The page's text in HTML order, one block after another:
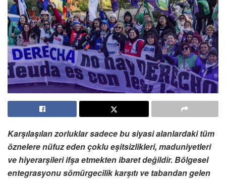
Karşılaşılan zorluklar sadece bu siyasi alanlardaki tüm
öznelere nüfuz eden çoklu eşitsizlikleri, maduniyetleri
ve hiyerarşileri ifşa etmekten ibaret değildir. Bölgesel
entegrasyonu sömürgecilik karşıtı ve tabandan gelen